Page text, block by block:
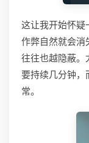
这让我开始怀
作弊自然就会消
往往也越隐蔽。
要持续几分钟，
常。